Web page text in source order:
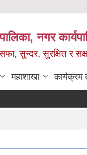
नगर
सुन्दर, सुरक्षित र
महाशाखा कार्यक्रम